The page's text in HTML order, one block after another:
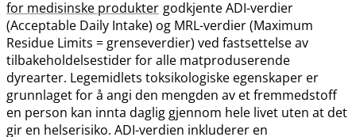
for medisinske produkter godkjente ADI-verdier
(Acceptable Daily Intake) og MRL-verdier (Maximum
Residue Limits = grenseverdier) ved fastsettelse av
tilbakeholdelsestider for alle matproduserende
dyrearter. Legemidlets toksikologiske egenskaper er
grunnlaget for å angi den mengden av et fremmedstoff
en person kan innta daglig gjennom hele livet uten at det
gir en helserisiko. ADI-verdien inkluderer en